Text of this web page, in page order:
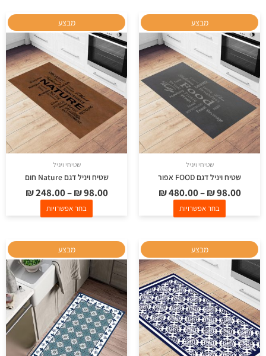
מבצע
שטיחי ויניל
שטיח ויניל דגם FOOD אפור
₪98.00
–
₪480.00
בחר אפשרויות
זה
יש
מספר
סוגים.
ניתן
לבחור
את
האפשרויות
בעמוד
מבצע
שטיחי ויניל
שטיח ויניל דגם Nature חום
₪98.00
–
₪248.00
בחר אפשרויות
זה
יש
מספר
סוגים.
ניתן
לבחור
את
האפשרויות
בעמוד
מבצע
זה
יש
מספר
סוגים.
ניתן
לבחור
את
מבצע
זה
יש
מספר
סוגים.
ניתן
לבחור
את